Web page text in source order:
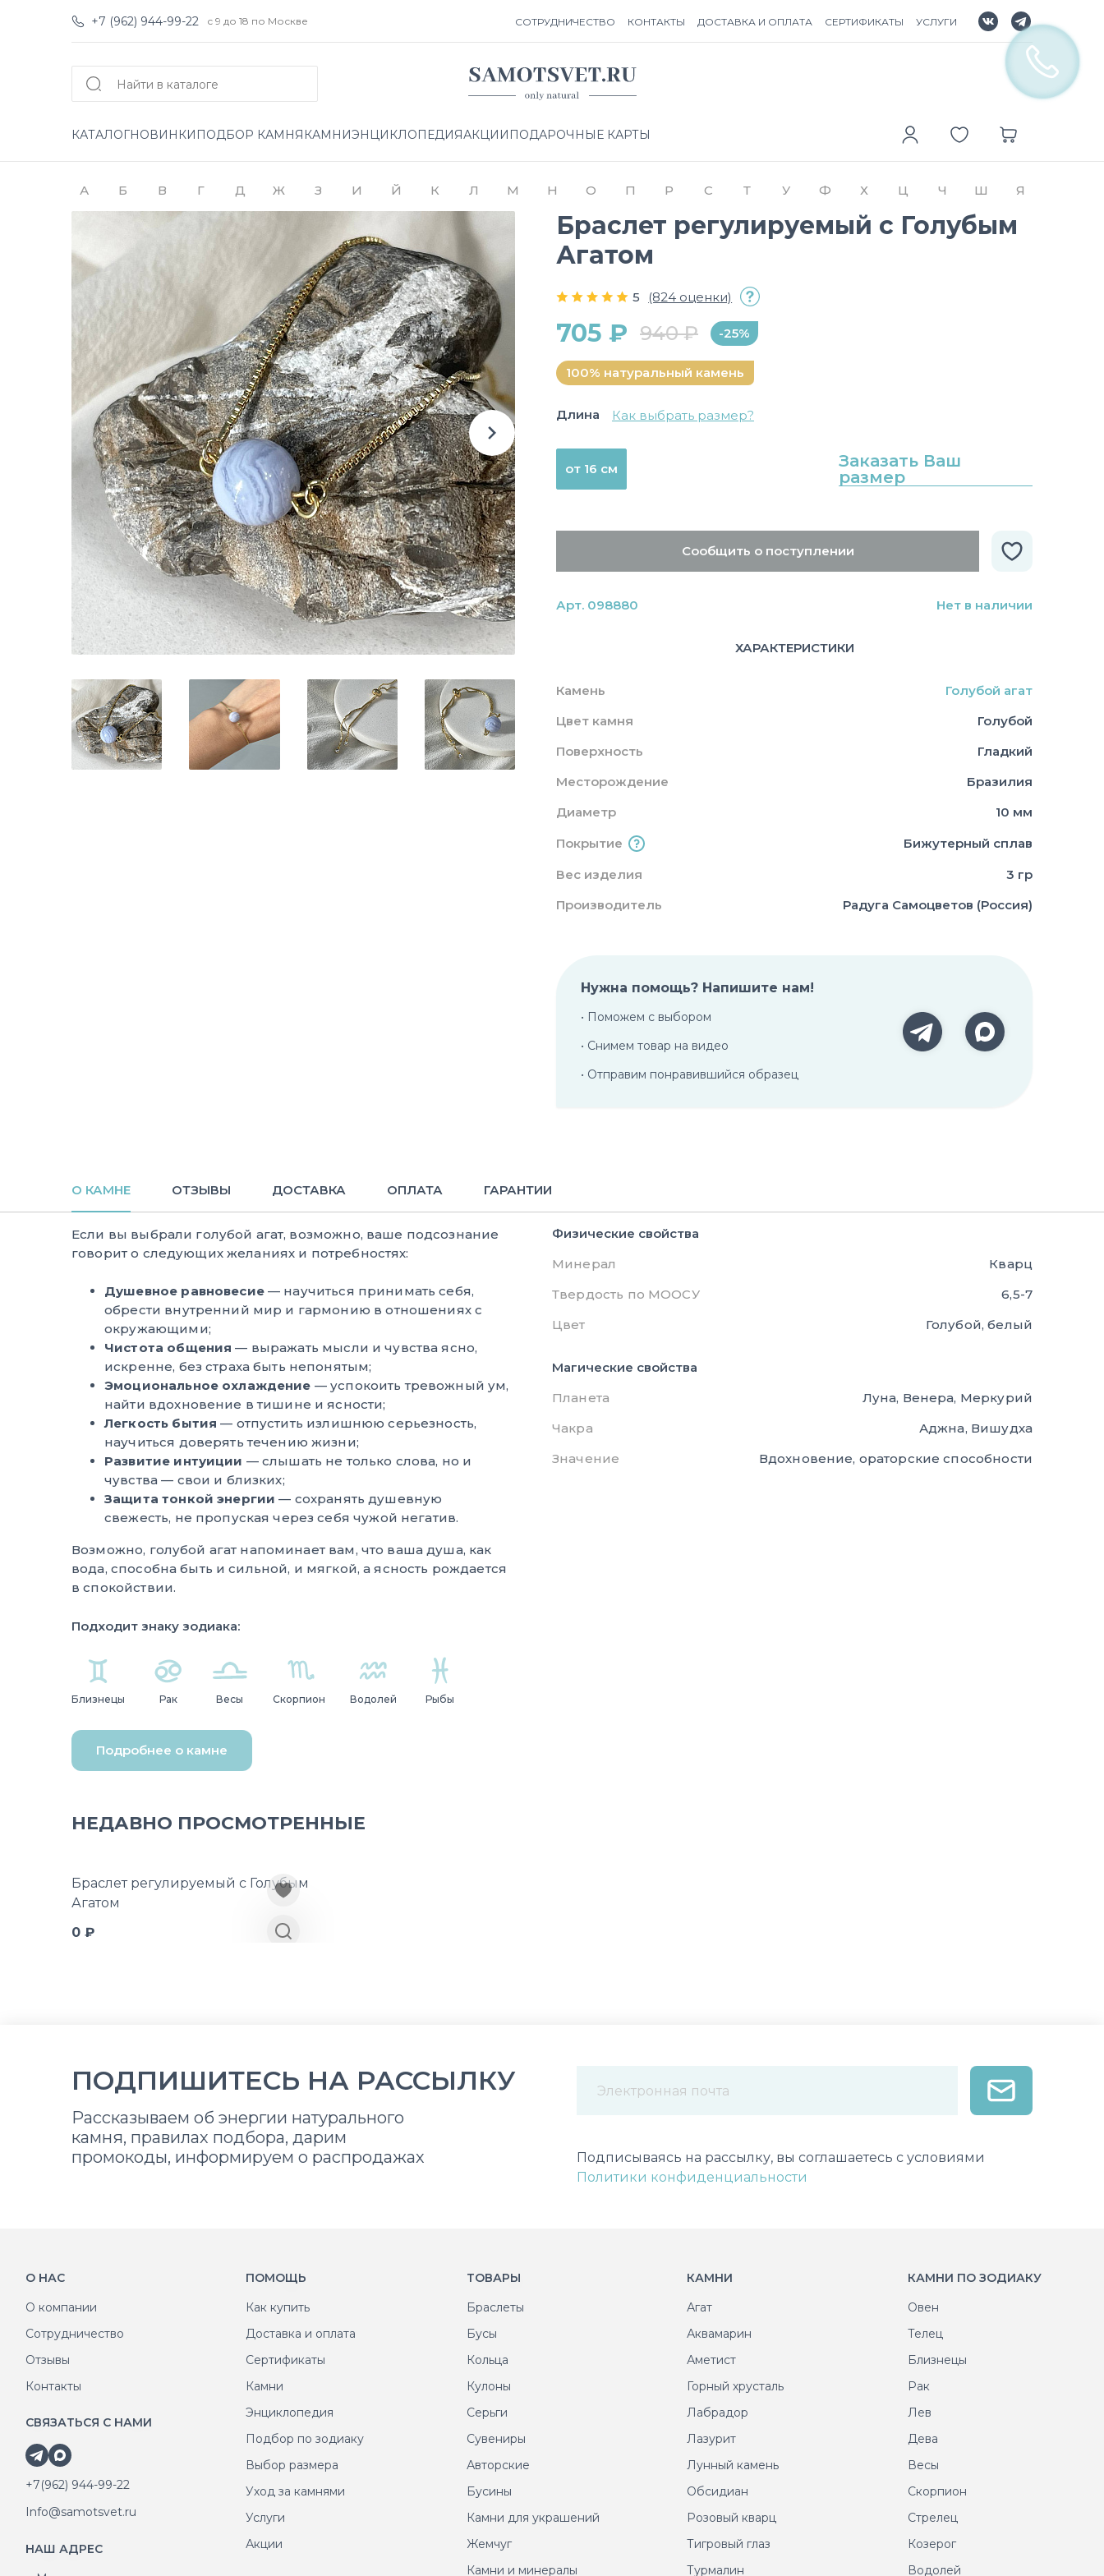
+7 (962) 944-99-22 с 9 до 18 по Москве СОТРУДНИЧЕСТВО КОНТАКТЫ ДОСТАВКА И ОПЛАТА СЕРТИФИКАТЫ УСЛУГИ
КАТАЛОГНОВИНКИ ПОДБОР КАМНЯ КАМНИЭНЦИКЛОПЕДИЯАКЦИИ ПОДАРОЧНЫЕ КАРТЫ
А Б В Г Д Ж З И Й К Л М Н О П Р С Т У Ф Х Ц Ч Ш Я
Браслет регулируемый с Голубым
Агатом
5 (824 оценки)
705 ₽ 940 ₽ -25%
100% натуральный камень
Длина Как выбрать размер?
от 16 см
Заказать Ваш
размер
Сообщить о поступлении
Арт. 098880 Нет в наличии
ХАРАКТЕРИСТИКИ
Камень
Голубой агат
Цвет камня
Голубой
Поверхность
Гладкий
Месторождение
Бразилия
Диаметр
10 мм
Покрытие
Бижутерный сплав
Вес изделия
3 гр
Производитель
Радуга Самоцветов (Россия)
Нужна помощь? Напишите нам!
• Поможем с выбором
• Снимем товар на видео
• Отправим понравившийся образец
О КАМНЕ ОТЗЫВЫ ДОСТАВКА ОПЛАТА ГАРАНТИИ
Если вы выбрали голубой агат, возможно, ваше подсознание
говорит о следующих желаниях и потребностях:
Душевное равновесие— научиться принимать себя,
обрести внутренний мир и гармонию в отношениях с
окружающими;
Чистота общения — выражать мысли и чувства ясно,
искренне, без страха быть непонятым;
Эмоциональное охлаждение — успокоить тревожный ум,
найти вдохновение в тишине и ясности;
Легкость бытия — отпустить излишнюю серьезность,
научиться доверять течению жизни;
Развитие интуиции — слышать не только слова, но и
чувства — свои и близких;
Защита тонкой энергии — сохранять душевную
свежесть, не пропуская через себя чужой негатив.
Возможно, голубой агат напоминает вам, что ваша душа, как
вода, способна быть и сильной, и мягкой, а ясность рождается
в спокойствии.
Подходит знаку зодиака:
Близнецы Рак Весы Скорпион Водолей Рыбы
Подробнее о камне
Физические свойства
Минерал
Кварц
Твердость по МООСУ
6,5-7
Цвет
Голубой, белый
Магические свойства
Планета
Луна, Венера, Меркурий
Чакра
Аджна, Вишудха
Значение
Вдохновение, ораторские способности
НЕДАВНО ПРОСМОТРЕННЫЕ
Браслет регулируемый с Голубым
Агатом
0 ₽
ПОДПИШИТЕСЬ НА РАССЫЛКУ
Рассказываем об энергии натурального
камня, правилах подбора, дарим
промокоды, информируем о распродажах
Подписываясь на рассылку, вы соглашаетесь с условиями
Политики конфиденциальности
О НАС
О компании
Сотрудничество
Отзывы
Контакты
СВЯЗАТЬСЯ С НАМИ
+7(962) 944-99-22
Info@samotsvet.ru
НАШ АДРЕС
ПОМОЩЬ
Как купить
Доставка и оплата
Сертификаты
Камни
Энциклопедия
Подбор по зодиаку
Выбор размера
Уход за камнями
Услуги
Акции
ТОВАРЫ
Браслеты
Бусы
Кольца
Кулоны
Серьги
Сувениры
Авторские
Бусины
Камни для украшений
Жемчуг
Камни и минералы
КАМНИ
Агат
Аквамарин
Аметист
Горный хрусталь
Лабрадор
Лазурит
Лунный камень
Обсидиан
Розовый кварц
Тигровый глаз
Турмалин
КАМНИ ПО ЗОДИАКУ
Овен
Телец
Близнецы
Рак
Лев
Дева
Весы
Скорпион
Стрелец
Козерог
Водолей